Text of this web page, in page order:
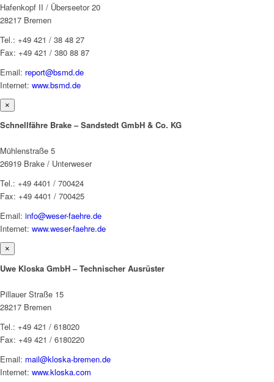
Hafenkopf II / Überseetor 20
28217 Bremen
Tel.: +49 421 / 38 48 27
Fax: +49 421 / 380 88 87
Email: report@bsmd.de
Internet: www.bsmd.de
×
Schnellfähre Brake – Sandstedt GmbH & Co. KG
Mühlenstraße 5
26919 Brake / Unterweser
Tel.: +49 4401 / 700424
Fax: +49 4401 / 700425
Email: info@weser-faehre.de
Internet: www.weser-faehre.de
×
Uwe Kloska GmbH – Technischer Ausrüster
Pillauer Straße 15
28217 Bremen
Tel.: +49 421 / 618020
Fax: +49 421 / 6180220
Email: mail@kloska-bremen.de
Internet: www.kloska.com